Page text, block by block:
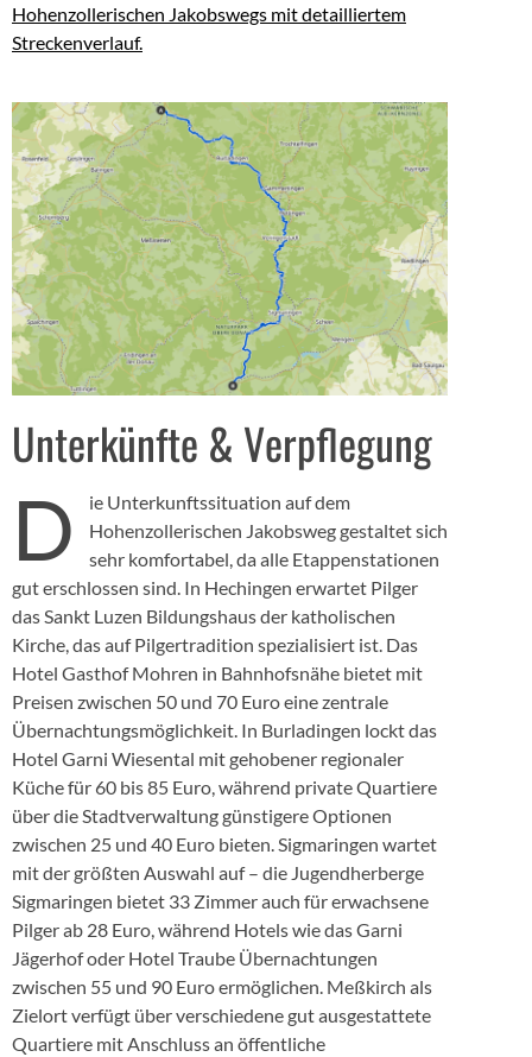
Hohenzollerischen Jakobswegs mit detailliertem
Streckenverlauf.
Unterkünfte & Verpflegung
D
ie Unterkunftssituation auf dem
Hohenzollerischen Jakobsweg gestaltet sich
sehr komfortabel, da alle Etappenstationen
gut erschlossen sind. In Hechingen erwartet Pilger
das Sankt Luzen Bildungshaus der katholischen
Kirche, das auf Pilgertradition spezialisiert ist. Das
Hotel Gasthof Mohren in Bahnhofsnähe bietet mit
Preisen zwischen 50 und 70 Euro eine zentrale
Übernachtungsmöglichkeit. In Burladingen lockt das
Hotel Garni Wiesental mit gehobener regionaler
Küche für 60 bis 85 Euro, während private Quartiere
über die Stadtverwaltung günstigere Optionen
zwischen 25 und 40 Euro bieten. Sigmaringen wartet
mit der größten Auswahl auf – die Jugendherberge
Sigmaringen bietet 33 Zimmer auch für erwachsene
Pilger ab 28 Euro, während Hotels wie das Garni
Jägerhof oder Hotel Traube Übernachtungen
zwischen 55 und 90 Euro ermöglichen. Meßkirch als
Zielort verfügt über verschiedene gut ausgestattete
Quartiere mit Anschluss an öffentliche